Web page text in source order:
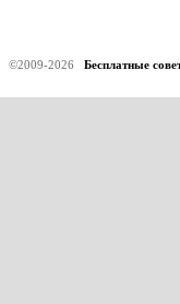
©2009-2026 Бесплатные